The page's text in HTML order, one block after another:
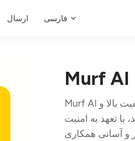
ارسال فارسی
Murf AI
Murf AI یک «سکوی متن به گفتار» است که صداهای مصنوعی با کیفیت بالا و
با تعهد به امنیت